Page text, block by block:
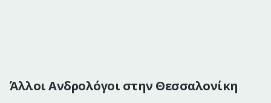
Άλλοι Ανδρολόγοι στην Θεσσαλονίκη